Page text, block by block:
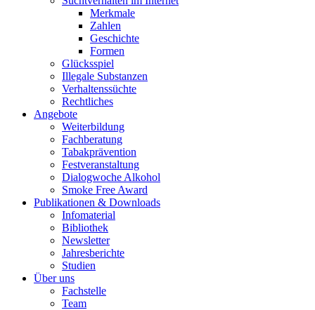
Merkmale
Zahlen
Geschichte
Formen
Glücksspiel
Illegale Substanzen
Verhaltenssüchte
Rechtliches
Angebote
Weiterbildung
Fachberatung
Tabakprävention
Festveranstaltung
Dialogwoche Alkohol
Smoke Free Award
Publikationen & Downloads
Infomaterial
Bibliothek
Newsletter
Jahresberichte
Studien
Über uns
Fachstelle
Team